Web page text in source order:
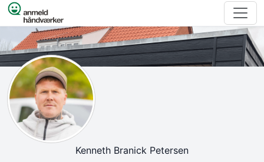
Spring til indhold
Kenneth Branick Petersen